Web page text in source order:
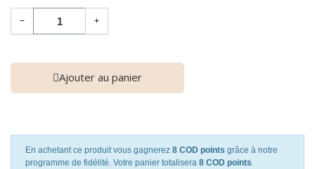
− +
Ajouter au panier
En achetant ce produit vous gagnerez 8 COD points grâce à notre
programme de fidélité. Votre panier totalisera 8 COD points.